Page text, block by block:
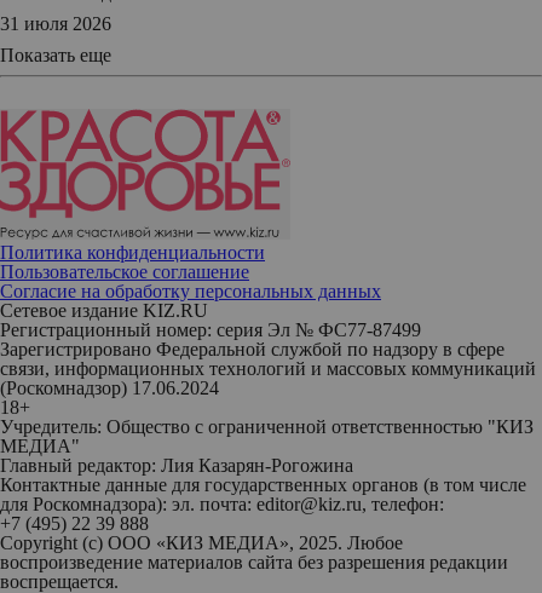
31 июля 2026
Показать еще
Политика конфиденциальности
Пользовательское соглашение
Согласие на обработку персональных данных
Сетевое издание KIZ.RU
Регистрационный номер: серия Эл № ФС77-87499
Зарегистрировано Федеральной службой по надзору в сфере
связи, информационных технологий и массовых коммуникаций
(Роскомнадзор) 17.06.2024
18+
Учредитель: Общество с ограниченной ответственностью "КИЗ
МЕДИА"
Главный редактор: Лия Казарян-Рогожина
Контактные данные для государственных органов (в том числе
для Роскомнадзора): эл. почта: editor@kiz.ru, телефон:
+7 (495) 22 39 888
Copyright (с) ООО «КИЗ МЕДИА», 2025. Любое
воспроизведение материалов сайта без разрешения редакции
воспрещается.